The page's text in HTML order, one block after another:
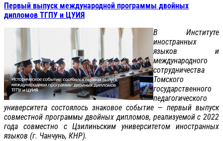
Первый выпуск международной программы двойных
дипломов ТГПУ и ЦУИЯ
В Институте
иностранных
языков и
международного
сотрудничества
Томского
государственного
педагогического
университета состоялось знаковое событие — первый выпуск
совместной программы двойных дипломов, реализуемой с 2022
года совместно с Цзилиньским университетом иностранных
языков (г. Чанчунь, КНР).